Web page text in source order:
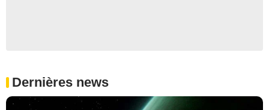
Dernières news